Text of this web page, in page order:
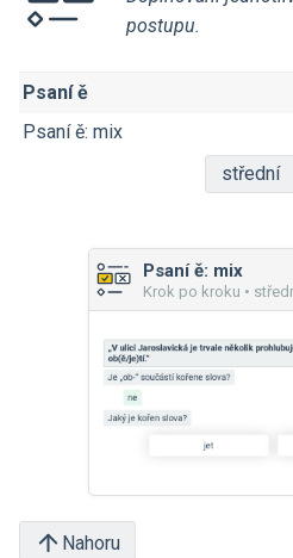
postupu.
Psaní ě
Psaní ě: mix
střední
Psaní ě: mix
Krok po kroku •
Nahoru